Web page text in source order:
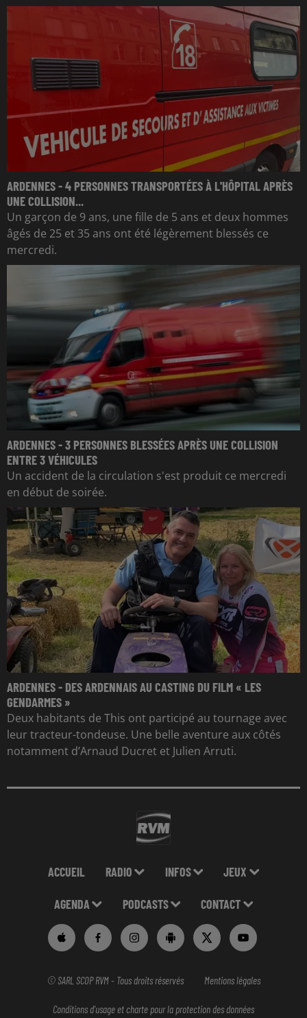
ARDENNES - 4 PERSONNES TRANSPORTÉES À L'HÔPITAL APRÈS
UNE COLLISION...
Un garçon de 9 ans, une fille de 5 ans et deux hommes
âgés de 25 et 35 ans ont été légèrement blessés ce
mercredi.
ARDENNES - 3 PERSONNES BLESSÉES APRÈS UNE COLLISION
ENTRE 3 VÉHICULES
Un accident de la circulation s'est produit ce mercredi
en début de soirée.
ARDENNES - DES ARDENNAIS AU CASTING DU FILM « LES
GENDARMES »
Deux habitants de This ont participé au tournage avec
leur tracteur-tondeuse. Une belle aventure aux côtés
notamment d’Arnaud Ducret et Julien Arruti.
ACCUEIL RADIO INFOS JEUX
AGENDA PODCASTS CONTACT
© SARL SCOP RVM - Tous droits réservés Mentions légales
Conditions d'usage et charte pour la protection des données